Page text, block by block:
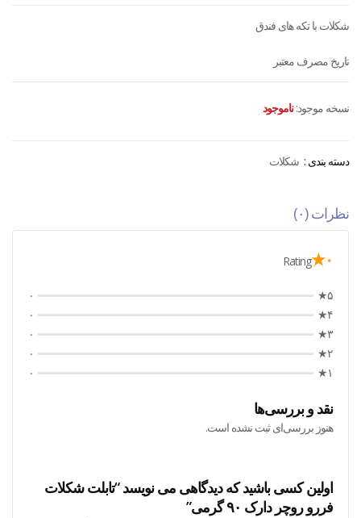
شکلات با تکه های فندق
تاریخ مصرف معتبر
نسخه موجود: ناموجود
دسته بندی : شکلات
نظرات (۰)
۰★ Rating
۵★
۰
۴★
۰
۳★
۰
۲★
۰
۱★
۰
نقد و بررسی‌ها
هنوز بررسی‌ای ثبت نشده است.
اولین کسی باشید که دیدگاهی می نویسد “تابلت شکلات
فررو روچر دارک ۹۰ گرمی”